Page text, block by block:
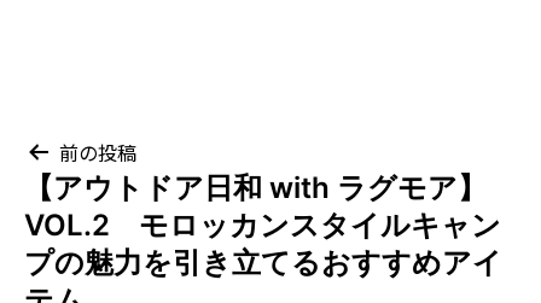
投
稿
ナ
前の投稿
【アウトドア日和 with ラグモア】
VOL.2 モロッカンスタイルキャン
プの魅力を引き立てるおすすめアイ